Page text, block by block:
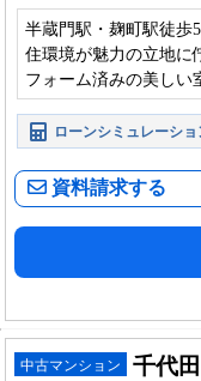
半蔵門駅・麹町駅徒歩
住環境が魅力の立地に
フォーム済みの美しい
ローンシミュレーショ
資料請求する
中古マンション 千代